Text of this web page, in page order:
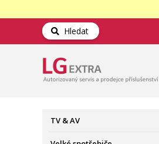
Hledat
TV & AV